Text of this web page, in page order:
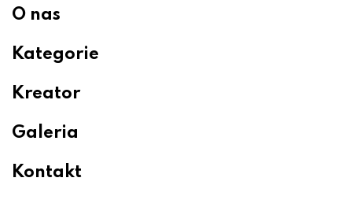
O nas
Kategorie
Kreator
Galeria
Kontakt